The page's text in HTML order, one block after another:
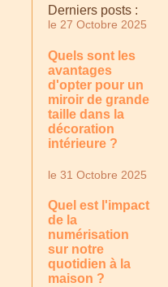
Derniers posts :
le 27 Octobre 2025
Quels sont les
avantages
d'opter pour un
miroir de grande
taille dans la
décoration
intérieure ?
le 31 Octobre 2025
Quel est l'impact
de la
numérisation
sur notre
quotidien à la
maison ?